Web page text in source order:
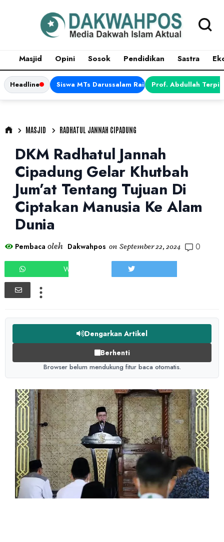
Masjid Opini Sosok Pendidikan Sastra
Headline Siswa MTs Darussalam Raih Juara 1 dalam
Prof. Abdullah
MASJID RADHATUL JANNAH CIPADUNG
DKM Radhatul Jannah
Cipadung Gelar Khutbah
Jum’at Tentang Tujuan Di
Ciptakan Manusia Ke Alam
Dunia
Pembaca oleh Dakwahpos on September 22, 2024 0
WHATSAPP
Dengarkan Artikel
Berhenti
Browser belum mendukung fitur baca otomatis.